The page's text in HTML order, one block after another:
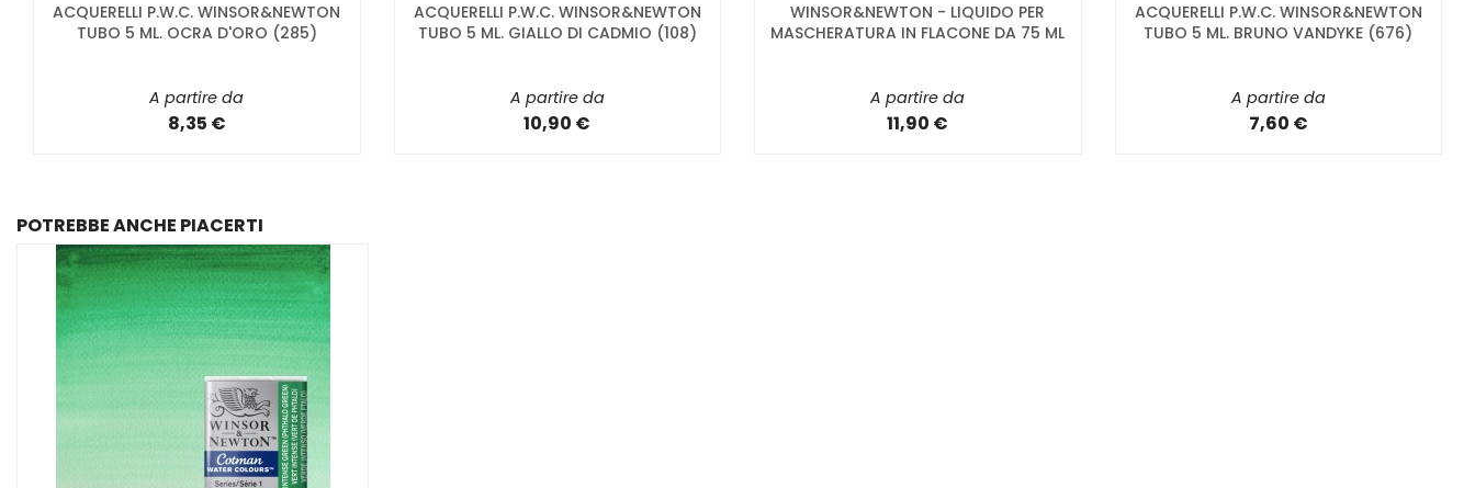
ACQUERELLI P.W.C. WINSOR&NEWTON
TUBO 5 ML. OCRA D'ORO (285)
A partire da
8,35 €
ACQUERELLI P.W.C. WINSOR&NEWTON
TUBO 5 ML. GIALLO DI CADMIO (108)
A partire da
10,90 €
WINSOR&NEWTON - LIQUIDO PER
MASCHERATURA IN FLACONE DA 75 ML
A partire da
11,90 €
ACQUERELLI P.W.C. WINSOR&NEWTON
TUBO 5 ML. BRUNO VANDYKE (676)
A partire da
7,60 €
POTREBBE ANCHE PIACERTI